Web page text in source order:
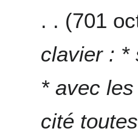
701
clavier : *
* avec
cité